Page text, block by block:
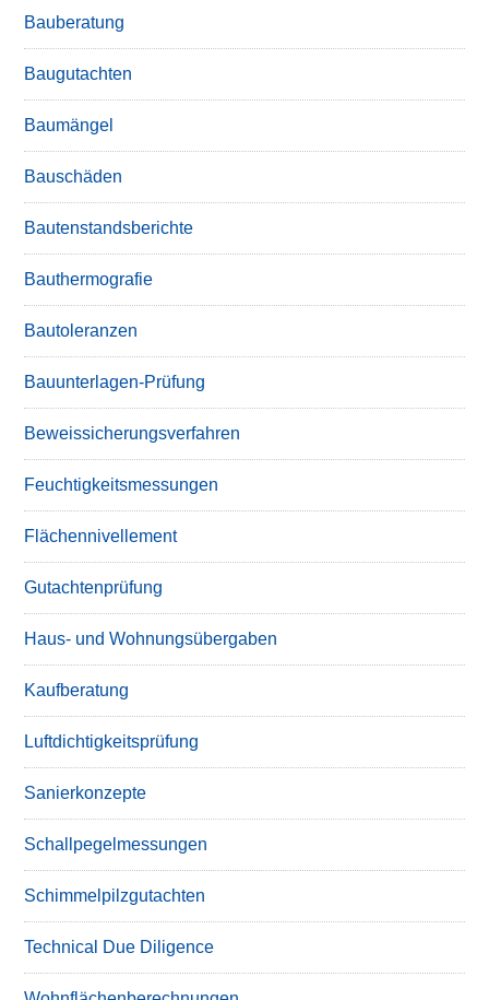
Bauberatung
Baugutachten
Baumängel
Bauschäden
Bautenstandsberichte
Bauthermografie
Bautoleranzen
Bauunterlagen-Prüfung
Beweissicherungsverfahren
Feuchtigkeitsmessungen
Flächennivellement
Gutachtenprüfung
Haus- und Wohnungsübergaben
Kaufberatung
Luftdichtigkeitsprüfung
Sanierkonzepte
Schallpegelmessungen
Schimmelpilzgutachten
Technical Due Diligence